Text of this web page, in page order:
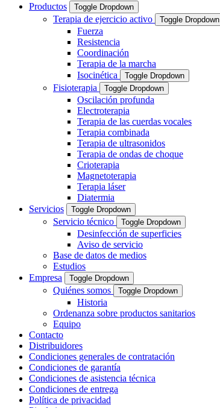
Productos Toggle Dropdown
Terapia de ejercicio activo Toggle Dropdown
Fuerza
Resistencia
Coordinación
Terapia de la marcha
Isocinética
Toggle Dropdown
Fisioterapia Toggle Dropdown
Oscilación profunda
Electroterapia
Terapia de las cuerdas vocales
Terapia combinada
Terapia de ultrasonidos
Terapia de ondas de choque
Crioterapia
Magnetoterapia
Terapia láser
Diatermia
Servicios
Toggle Dropdown
Servicio técnico Toggle Dropdown
Desinfección de superficies
Aviso de servicio
Base de datos de medios
Estudios
Empresa
Toggle Dropdown
Quiénes somos Toggle Dropdown
Historia
Ordenanza sobre productos sanitarios
Equipo
Contacto
Distribuidores
Condiciones generales de contratación
Condiciones de garantía
Condiciones de asistencia técnica
Condiciones de entrega
Política de privacidad